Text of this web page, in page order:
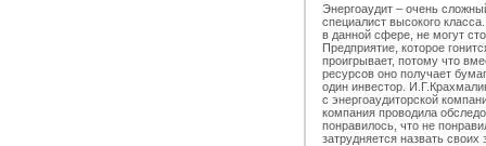
Энергоаудит – очень
специалист высокого
в данной сфере, не могут
Предприятие, которое
проигрывает, потому что
ресурсов оно получает
один инвестор.
с энергоаудиторской
компания проводила
понравилось, что не
затрудняется назвать своих